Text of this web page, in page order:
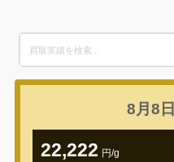
for:
8月8
22,222 円/g